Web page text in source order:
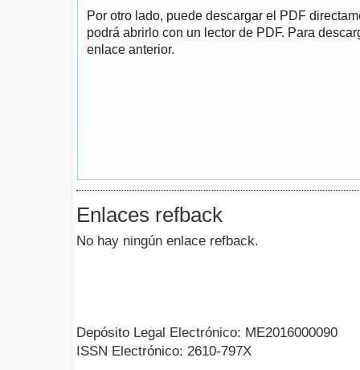
Por otro lado, puede descargar el PDF
podrá abrirlo con un lector de PDF. Para
enlace anterior.
Enlaces refback
No hay ningún enlace refback.
Depósito Legal Electrónico: ME2016000090
ISSN Electrónico: 2610-797X